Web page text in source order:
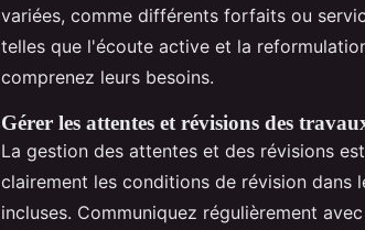
variées, comme différents forfaits ou
telles que l'écoute active et la
comprenez leurs besoins.
Gérer les attentes et révisions des
La gestion des attentes et des révisions
clairement les conditions de révision
incluses. Communiquez régulièrement